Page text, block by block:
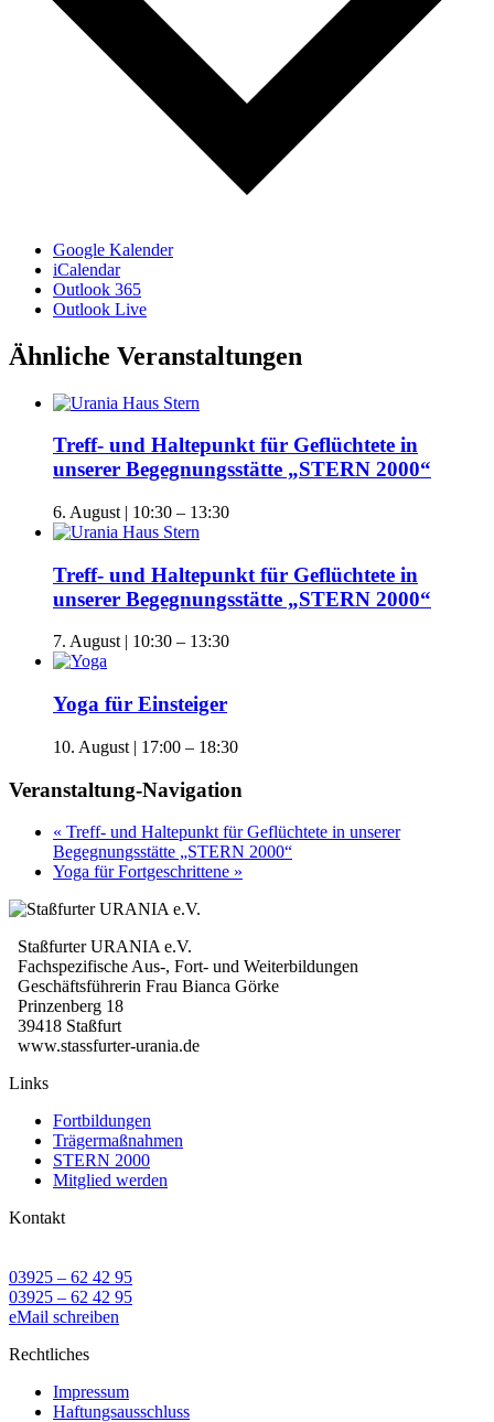
Google Kalender
iCalendar
Outlook 365
Outlook Live
Ähnliche Veranstaltungen
Treff- und Haltepunkt für Geflüchtete in
unserer Begegnungsstätte „STERN 2000“
6. August | 10:30 – 13:30
Treff- und Haltepunkt für Geflüchtete in
unserer Begegnungsstätte „STERN 2000“
7. August | 10:30 – 13:30
Yoga für Einsteiger
10. August | 17:00 – 18:30
Veranstaltung-Navigation
« Treff- und Haltepunkt für Geflüchtete in unserer
Begegnungsstätte „STERN 2000“
Yoga für Fortgeschrittene »
Staßfurter URANIA e.V.
Fachspezifische Aus-, Fort- und Weiterbildungen
Geschäftsführerin Frau Bianca Görke
Prinzenberg 18
39418 Staßfurt
www.stassfurter-urania.de
Links
Fortbildungen
Trägermaßnahmen
STERN 2000
Mitglied werden
Kontakt
03925 – 62 42 95
03925 – 62 42 95
eMail schreiben
Rechtliches
Impressum
Haftungsausschluss